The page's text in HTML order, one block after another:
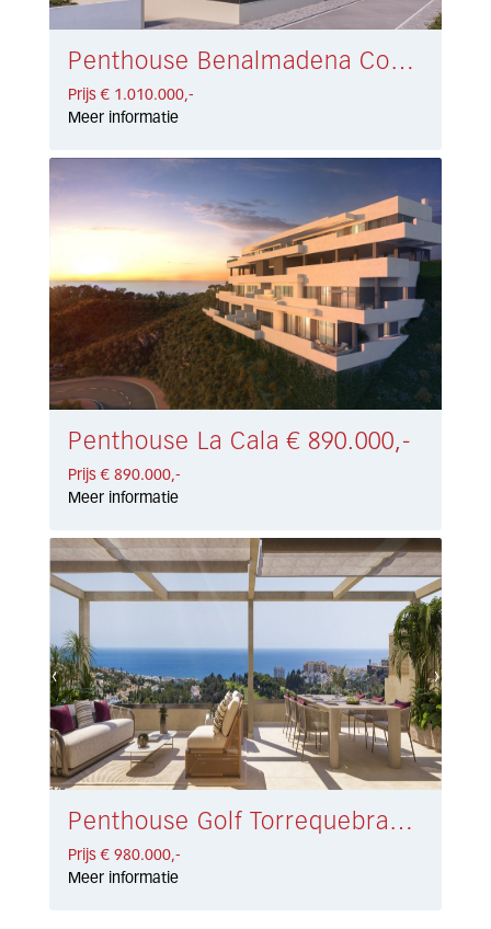
Penthouse Benalmadena Costa € 1.010.000,-
Prijs € 1.010.000,-
Meer informatie
Penthouse La Cala € 890.000,-
Prijs € 890.000,-
Meer informatie
Penthouse Golf Torrequebrada € 980.000,-
Prijs € 980.000,-
Meer informatie